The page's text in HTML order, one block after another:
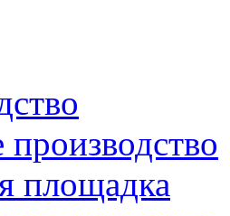
площадка